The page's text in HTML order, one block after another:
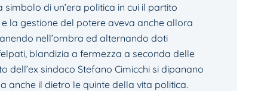
di un’era politica in cui il partito
la gestione del potere aveva anche allora
nell’ombra ed alternando doti
blandizia a fermezza a seconda delle
dell’ex sindaco Stefano Cimicchi si dipanano
anche il dietro le quinte della vita politica.